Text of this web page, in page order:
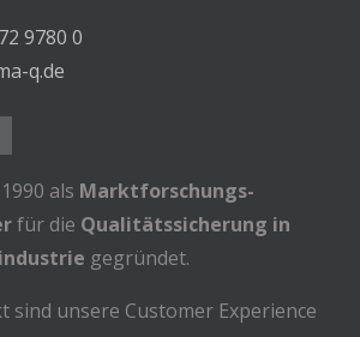
9780 0
q.de
als Marktforschungs-
für die Qualitätssicherung in
gegründet.
sind unsere Customer Experience